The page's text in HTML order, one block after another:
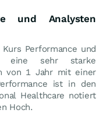
und Analysten
Performance und
eine sehr starke
von 1 Jahr mit einer
ist in den
Healthcare notiert
Hoch.